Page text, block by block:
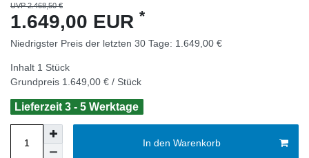
UVP 2.468,50 €
1.649,00 EUR *
Niedrigster Preis der letzten 30 Tage: 1.649,00 €
Inhalt 1 Stück
Grundpreis 1.649,00 € / Stück
Lieferzeit 3 - 5 Werktage
In den Warenkorb